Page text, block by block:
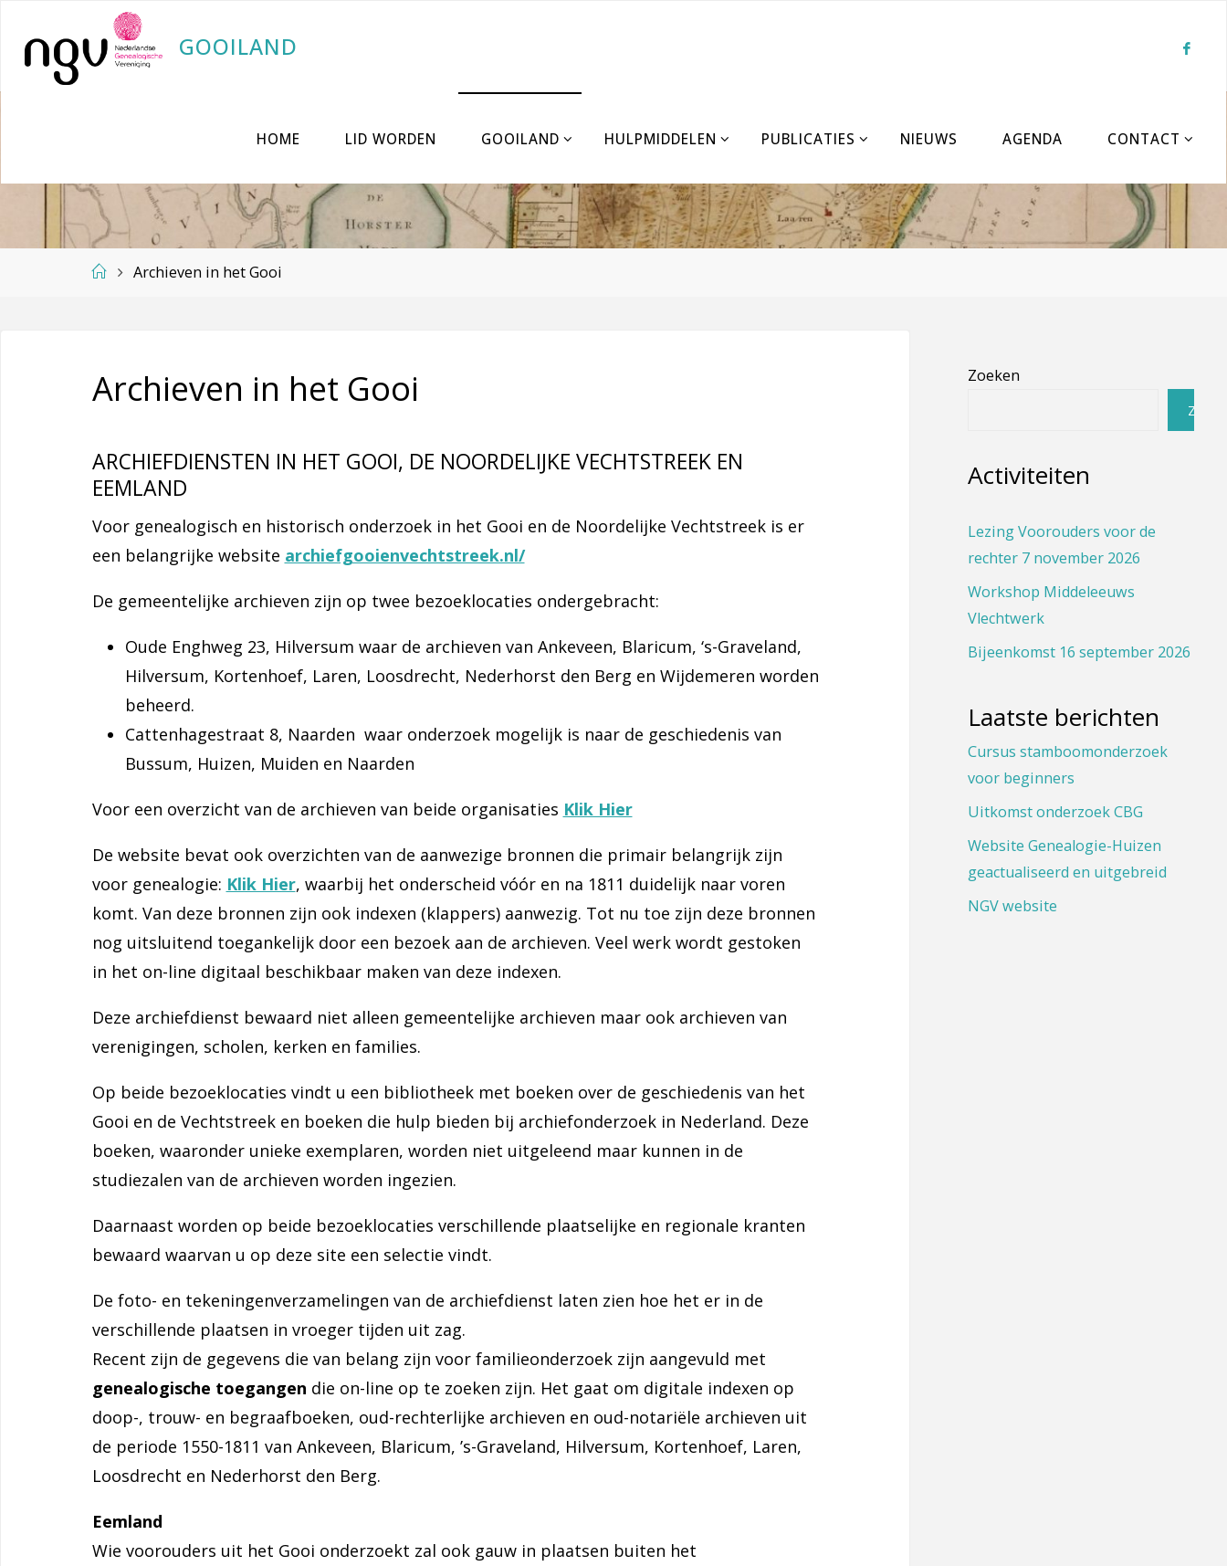
naar
GOOILAND
HOME LID WORDEN GOOILAND HULPMIDDELEN PUBLICATIES NIEUWS AGENDA CONTACT
HomeArchieven in het Gooi
Archieven in het Gooi
ARCHIEFDIENSTEN IN HET GOOI, DE NOORDELIJKE VECHTSTREEK EN
EEMLAND
Voor genealogisch en historisch onderzoek in het Gooi en de Noordelijke Vechtstreek is er
een belangrijke website archiefgooienvechtstreek.nl/
De gemeentelijke archieven zijn op twee bezoeklocaties ondergebracht:
Oude Enghweg 23, Hilversum waar de archieven van Ankeveen, Blaricum, ‘s-Graveland,
Hilversum, Kortenhoef, Laren, Loosdrecht, Nederhorst den Berg en Wijdemeren worden
beheerd.
Cattenhagestraat 8, Naarden waar onderzoek mogelijk is naar de geschiedenis van
Bussum, Huizen, Muiden en Naarden
Voor een overzicht van de archieven van beide organisaties Klik Hier
De website bevat ook overzichten van de aanwezige bronnen die primair belangrijk zijn
voor genealogie: Klik Hier, waarbij het onderscheid vóór en na 1811 duidelijk naar voren
komt. Van deze bronnen zijn ook indexen (klappers) aanwezig. Tot nu toe zijn deze bronnen
nog uitsluitend toegankelijk door een bezoek aan de archieven. Veel werk wordt gestoken
in het on-line digitaal beschikbaar maken van deze indexen.
Deze archiefdienst bewaard niet alleen gemeentelijke archieven maar ook archieven van
verenigingen, scholen, kerken en families.
Op beide bezoeklocaties vindt u een bibliotheek met boeken over de geschiedenis van het
Gooi en de Vechtstreek en boeken die hulp bieden bij archiefonderzoek in Nederland. Deze
boeken, waaronder unieke exemplaren, worden niet uitgeleend maar kunnen in de
studiezalen van de archieven worden ingezien.
Daarnaast worden op beide bezoeklocaties verschillende plaatselijke en regionale kranten
bewaard waarvan u op deze site een selectie vindt.
De foto- en tekeningenverzamelingen van de archiefdienst laten zien hoe het er in de
verschillende plaatsen in vroeger tijden uit zag.
Recent zijn de gegevens die van belang zijn voor familieonderzoek zijn aangevuld met
genealogische toegangen die on-line op te zoeken zijn. Het gaat om digitale indexen op
doop-, trouw- en begraafboeken, oud-rechterlijke archieven en oud-notariële archieven uit
de periode 1550-1811 van Ankeveen, Blaricum, ’s-Graveland, Hilversum, Kortenhoef, Laren,
Loosdrecht en Nederhorst den Berg.
Eemland
Wie voorouders uit het Gooi onderzoekt zal ook gauw in plaatsen buiten het
Zoeken
Activiteiten
Lezing Voorouders voor de
rechter 7 november 2026
Workshop Middeleeuws
Vlechtwerk
Bijeenkomst 16 september 2026
Laatste berichten
Cursus stamboomonderzoek
voor beginners
Uitkomst onderzoek CBG
Website Genealogie-Huizen
geactualiseerd en uitgebreid
NGV website